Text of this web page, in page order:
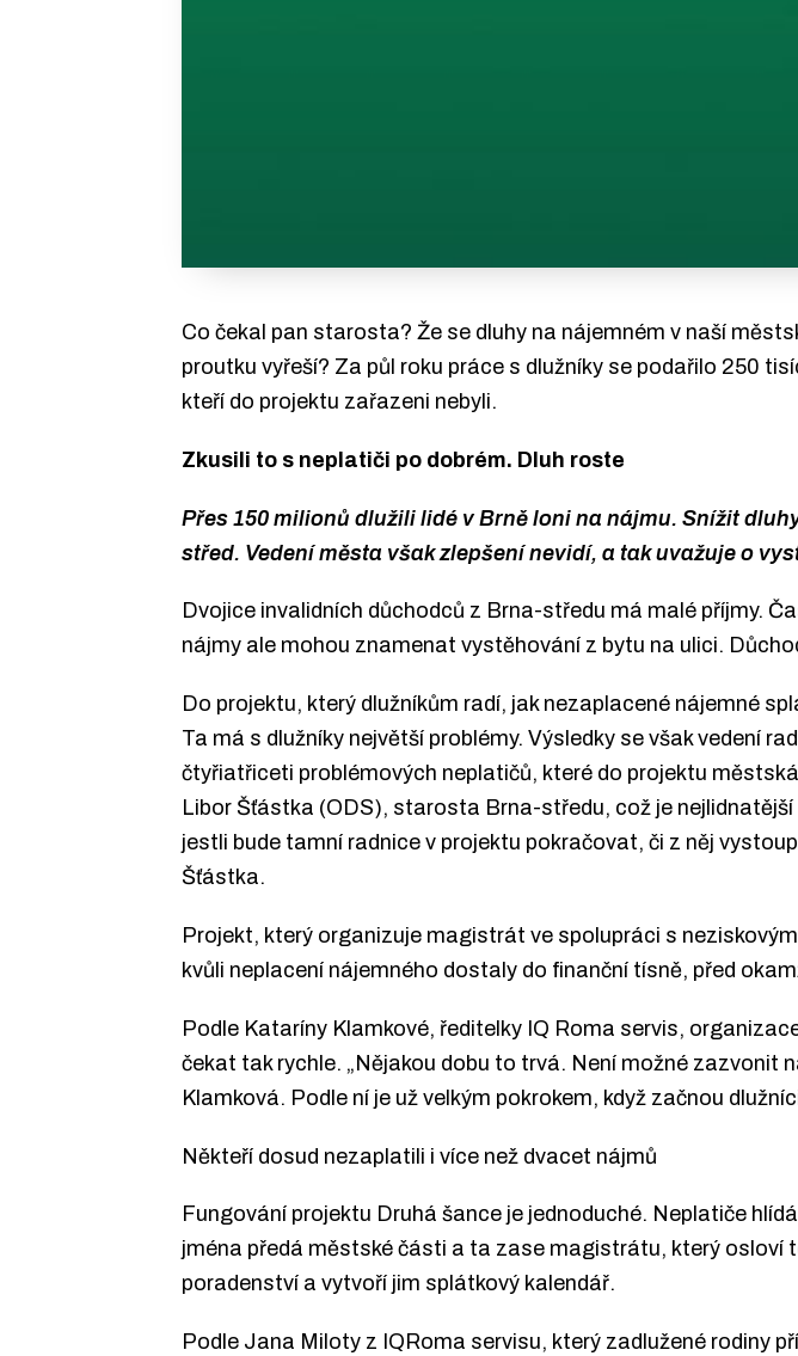
Co čekal pan starosta? Že se dluhy na nájemném v naší
proutku vyřeší? Za půl roku práce s dlužníky se podařilo 250
kteří do projektu zařazeni nebyli.
Zkusili to s neplatiči po dobrém. Dluh roste
Přes 150 milionů dlužili lidé v Brně loni na nájmu. Snížit
střed. Vedení města však zlepšení nevidí, a tak uvažuje o
Dvojice invalidních důchodců z Brna-středu má malé příjmy.
nájmy ale mohou znamenat vystěhování z bytu na ulici.
Do projektu, který dlužníkům radí, jak nezaplacené nájemné
Ta má s dlužníky největší problémy. Výsledky se však vedení
čtyřiatřiceti problémových neplatičů, které do projektu
Libor Šťástka (ODS), starosta Brna-středu, což je
jestli bude tamní radnice v projektu pokračovat, či z něj
Šťástka.
Projekt, který organizuje magistrát ve spolupráci s
kvůli neplacení nájemného dostaly do finanční tísně, před
Podle Kataríny Klamkové, ředitelky IQ Roma servis,
čekat tak rychle. „Nějakou dobu to trvá. Není možné zazvonit
Klamková. Podle ní je už velkým pokrokem, když začnou
Někteří dosud nezaplatili i více než dvacet nájmů
Fungování projektu Druhá šance je jednoduché. Neplatiče
jména předá městské části a ta zase magistrátu, který osloví
poradenství a vytvoří jim splátkový kalendář.
Podle Jana Miloty z IQRoma servisu, který zadlužené rodiny